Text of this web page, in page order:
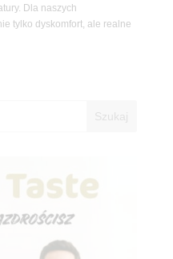
Dla naszych
tylko dyskomfort, ale realne